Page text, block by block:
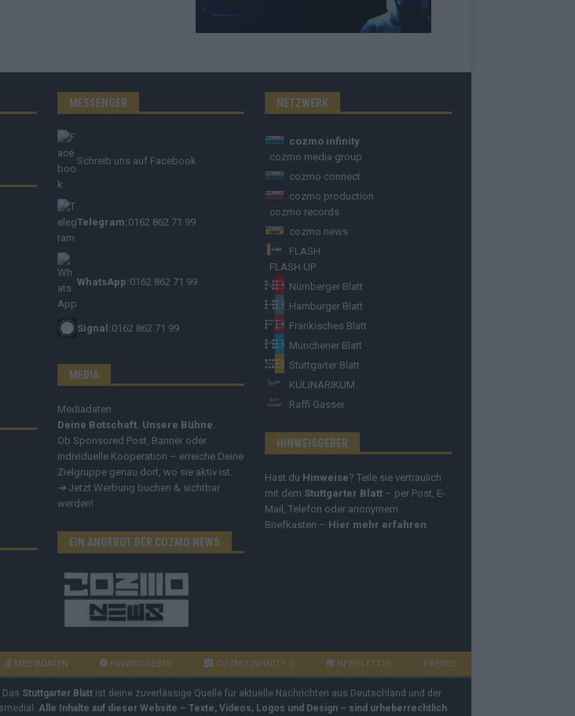
MESSENGER
Schreib uns auf Facebook
Telegram:0162 862 71 99
WhatsApp:0162 862 71 99
Signal:0162 862 71 99
MEDIA
Mediadaten
Deine Botschaft. Unsere Bühne.
Ob Sponsored Post, Banner oder
individuelle Kooperation – erreiche Deine
Zielgruppe genau dort, wo sie aktiv ist.
➔ Jetzt Werbung buchen & sichtbar
werden!
EIN ANGEBOT DER COZMO NEWS
NETZWERK
cozmo infinity
cozmo media group
cozmo connect
cozmo production
cozmo records
cozmo news
FLASH
FLASH UP
Nürnberger Blatt
Hamburger Blatt
Fränkisches Blatt
Münchener Blatt
Stuttgarter Blatt
KULINARIKUM.
Raffi Gasser
HINWEISGEBER
Hast du Hinweise? Teile sie vertraulich
mit dem Stuttgarter Blatt – per Post, E-
Mail, Telefon oder anonymem
Briefkasten – Hier mehr erfahren.
MEDIADATEN HINWEISGEBER COZMO INFINITY NEWSLETTER PRESSE
Stuttgarter Blatt ist deine zuverlässige Quelle für aktuelle Nachrichten aus Deutschland und der
Alle Inhalte auf dieser Website – Texte, Videos, Logos und Design – sind urheberrechtlich